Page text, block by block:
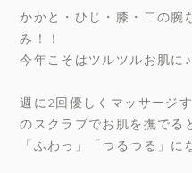
かかと・ひじ・膝・二の腕
み！！
今年こそはツルツルお肌に♪
週に2回優しくマッサージ
のスクラブでお肌を撫でる
「ふわっ」「つるつる」に